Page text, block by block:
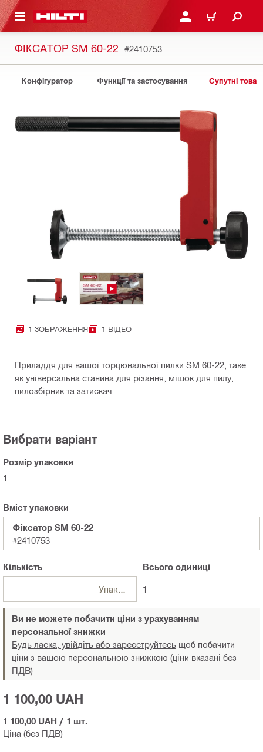
ЗМІСТУ УВІЙТИ АБО
КОШИК
ФІКСАТОР SM 60-22 #2410753
Конфігуратор Функції та застосування Супутні
1 ЗОБРАЖЕННЯ 1 ВІДЕО
Приладдя для вашої торцювальної пилки SM 60-22, таке
як універсальна станина для різання, мішок для пилу,
пилозбірник та затискач
Вибрати варіант
Розмір упаковки
1
Вміст упаковки
Фіксатор SM 60-22
#2410753
Кількість
Упаковки
Всьогоодиниці
1
Ви не можете побачити ціни з урахуванням
персональної знижки
Будь ласка, увійдіть або зареєструйтесь щоб побачити
ціни з вашою персональною знижкою (ціни вказані без
ПДВ)
Ціна (без ПДВ)
1 100,00 UAH
1 100,00 UAH / 1 шт.